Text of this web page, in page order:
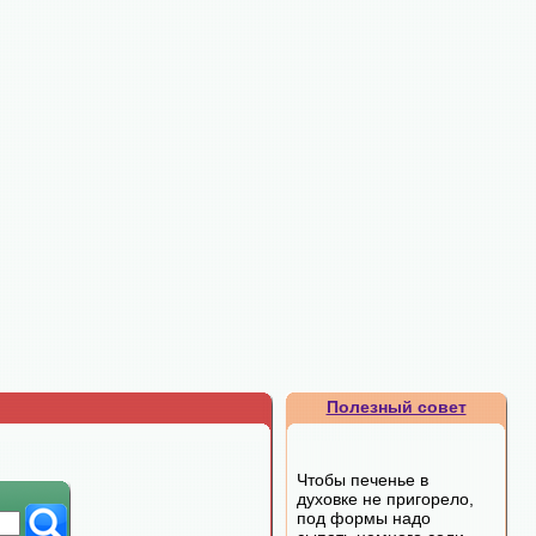
Полезный совет
Чтобы печенье в
духовке не пригорело,
под формы надо